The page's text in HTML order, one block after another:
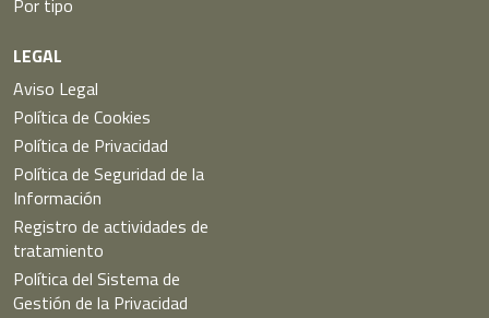
Por tipo
LEGAL
Aviso Legal
Política de Cookies
Política de Privacidad
Política de Seguridad de la
Información
Registro de actividades de
tratamiento
Política del Sistema de
Gestión de la Privacidad